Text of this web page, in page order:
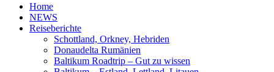
Home
NEWS
Reiseberichte
Schottland, Orkney, Hebriden
Donaudelta Rumänien
Baltikum Roadtrip – Gut zu wissen